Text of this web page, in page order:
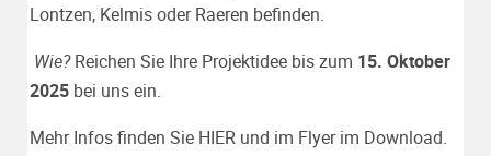
Lontzen, Kelmis oder Raeren befinden.
Wie?Reichen Sie Ihre Projektidee bis zum 15. Oktober
2025 bei uns ein.
Mehr Infos finden Sie HIER und im Flyer im Download.